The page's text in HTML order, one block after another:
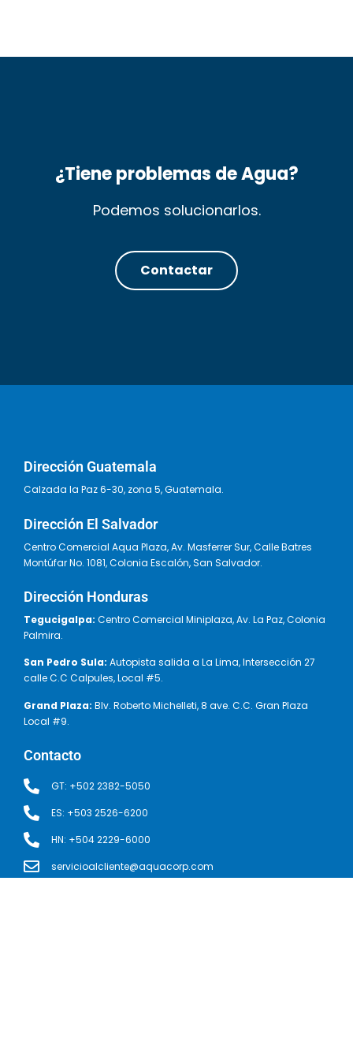
¿Tiene problemas de Agua?
Podemos solucionarlos.
Contactar
Dirección Guatemala
Calzada la Paz 6-30, zona 5, Guatemala.
Dirección El Salvador
Centro Comercial Aqua Plaza, Av. Masferrer Sur, Calle Batres
Montúfar No. 1081, Colonia Escalón, San Salvador.
Dirección Honduras
Tegucigalpa: Centro Comercial Miniplaza, Av. La Paz, Colonia
Palmira.
San Pedro Sula: Autopista salida a La Lima, Intersección 27
calle C.C Calpules, Local #5.
Grand Plaza: Blv. Roberto Michelleti, 8 ave. C.C. Gran Plaza
Local #9.
Contacto
GT: +502 2382-5050
ES: +503 2526-6200
HN: +504 2229-6000
servicioalcliente@aquacorp.com